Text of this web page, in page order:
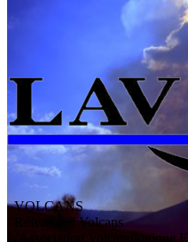
VOLCANS
/ Référentiel Volcans
ssociation V olcanologiqueE